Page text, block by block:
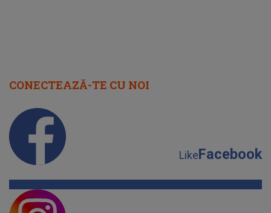
CONECTEAZĂ-TE CU NOI
LikeFacebook